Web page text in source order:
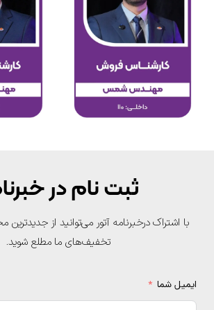
ثبت نام در
با اشتراک درخبرنامه آتور می‌توانید از جدیدترین
تخفیف‌های ما مطلع شوید.
شما